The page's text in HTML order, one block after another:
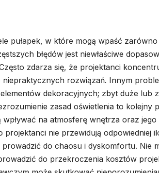
pułapek, w które mogą wpaść
błędów jest niewłaściwe
zdarza się, że projektanci
rozwiązań. Innym
dekoracyjnych; zbyt duże lub
zasad oświetlenia to kolejny
wpływać na atmosferę wnętrza oraz
nie przewidują odpowiedniej
do chaosu i dyskomfortu. Nie
do przekroczenia kosztów